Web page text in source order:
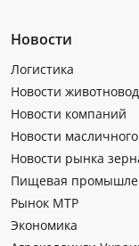
Новости
Логистика
Новости
Новости компаний
Новости
Новости рынка
Пищевая
Рынок МТР
Экономика